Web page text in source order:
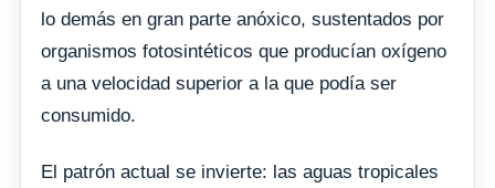
lo demás en gran parte anóxico, sustentados por
organismos fotosintéticos que producían oxígeno
a una velocidad superior a la que podía ser
consumido.
El patrón actual se invierte: las aguas tropicales